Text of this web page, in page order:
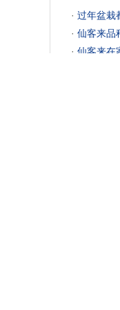
· 过年盆栽
· 仙客来品
· 仙客来在